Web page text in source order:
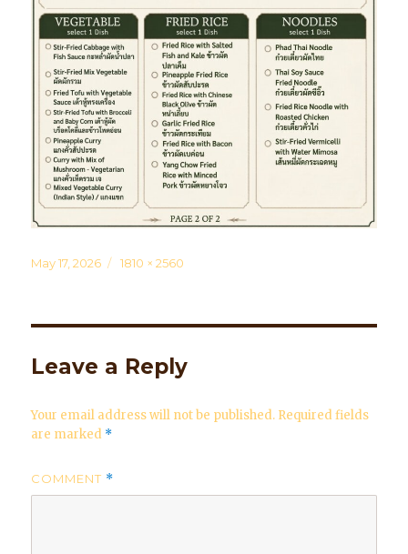
Posted
May 17, 2026
Full
1810 × 2560
Leave a Reply
Your email address will not be published. Required fields
are marked *
COMMENT *